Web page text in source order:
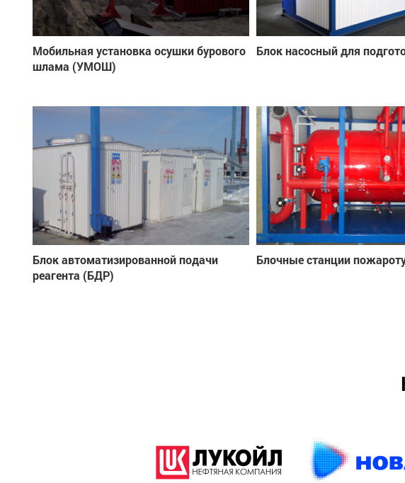
Мобильная установка осушки бурового
шлама (УМОШ)
Блок насосный для
Блок автоматизированной подачи
реагента (БДР)
Блочные станции